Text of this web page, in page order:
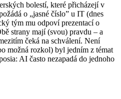
bolestí, které přicházejí v
o „jasné číslo” u IT (dnes
tým mu odpoví prezentací o
strany mají (svou) pravdu – a
čeká na schválení. Není
možná rozkol) byl jedním z témat
AI často nezapadá do jednoho